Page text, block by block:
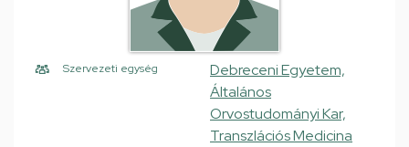
Szervezeti egység
Debreceni Egyetem,
Általános
Orvostudományi Kar,
Transzlációs Medicina